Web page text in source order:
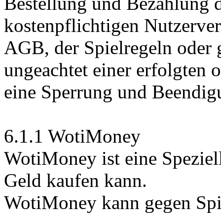
kostenpflichtigen
AGB, der Spielregeln oder
ungeachtet einer erfolgten
eine Sperrung und
6.1.1 WotiMoney
WotiMoney ist eine
Geld kaufen kann.
WotiMoney kann gegen